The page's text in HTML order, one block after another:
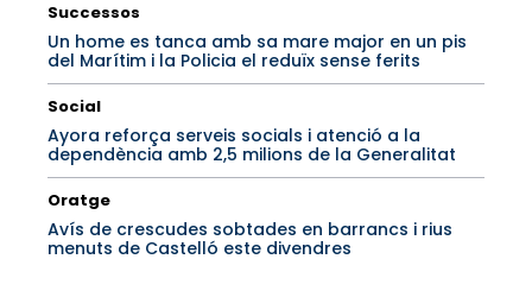
Successos
Un home es tanca amb sa mare major en un pis
del Marítim i la Policia el reduïx sense ferits
Social
Ayora reforça serveis socials i atenció a la
dependència amb 2,5 milions de la Generalitat
Oratge
Avís de crescudes sobtades en barrancs i rius
menuts de Castelló este divendres